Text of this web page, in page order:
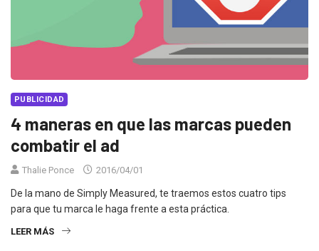
PUBLICIDAD
4 maneras en que las marcas pueden
combatir el ad
Thalie Ponce 2016/04/01
De la mano de Simply Measured, te traemos estos cuatro tips
para que tu marca le haga frente a esta práctica.
LEER MÁS